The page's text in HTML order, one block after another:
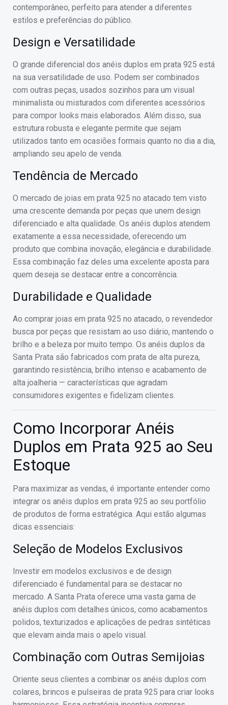
contemporâneo, perfeito para atender a diferentes
estilos e preferências do público.
Design e Versatilidade
O grande diferencial dos anéis duplos em prata 925 está
na sua versatilidade de uso. Podem ser combinados
com outras peças, usados sozinhos para um visual
minimalista ou misturados com diferentes acessórios
para compor looks mais elaborados. Além disso, sua
estrutura robusta e elegante permite que sejam
utilizados tanto em ocasiões formais quanto no dia a dia,
ampliando seu apelo de venda.
Tendência de Mercado
O mercado de joias em prata 925 no atacado tem visto
uma crescente demanda por peças que unem design
diferenciado e alta qualidade. Os anéis duplos atendem
exatamente a essa necessidade, oferecendo um
produto que combina inovação, elegância e durabilidade.
Essa combinação faz deles uma excelente aposta para
quem deseja se destacar entre a concorrência.
Durabilidade e Qualidade
Ao comprar joias em prata 925 no atacado, o revendedor
busca por peças que resistam ao uso diário, mantendo o
brilho e a beleza por muito tempo. Os anéis duplos da
Santa Prata são fabricados com prata de alta pureza,
garantindo resistência, brilho intenso e acabamento de
alta joalheria — características que agradam
consumidores exigentes e fidelizam clientes.
Como Incorporar Anéis
Duplos em Prata 925 ao Seu
Estoque
Para maximizar as vendas, é importante entender como
integrar os anéis duplos em prata 925 ao seu portfólio
de produtos de forma estratégica. Aqui estão algumas
dicas essenciais:
Seleção de Modelos Exclusivos
Investir em modelos exclusivos e de design
diferenciado é fundamental para se destacar no
mercado. A Santa Prata oferece uma vasta gama de
anéis duplos com detalhes únicos, como acabamentos
polidos, texturizados e aplicações de pedras sintéticas
que elevam ainda mais o apelo visual.
Combinação com Outras Semijoias
Oriente seus clientes a combinar os anéis duplos com
colares, brincos e pulseiras de prata 925 para criar looks